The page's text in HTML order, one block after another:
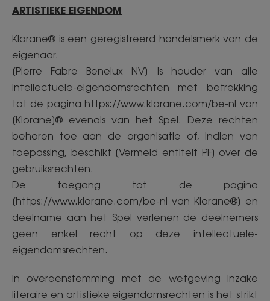
ARTISTIEKE EIGENDOM
Klorane® is een geregistreerd handelsmerk van de
eigenaar.
[Pierre Fabre Benelux NV] is houder van alle
intellectuele-eigendomsrechten met betrekking
tot de pagina https://www.klorane.com/be-nl van
[Klorane]® evenals van het Spel. Deze rechten
behoren toe aan de organisatie of, indien van
toepassing, beschikt [Vermeld entiteit PF] over de
gebruiksrechten.
De toegang tot de pagina
[https://www.klorane.com/be-nl van Klorane®] en
deelname aan het Spel verlenen de deelnemers
geen enkel recht op deze intellectuele-
eigendomsrechten.
In overeenstemming met de wetgeving inzake
literaire en artistieke eigendomsrechten is het strikt